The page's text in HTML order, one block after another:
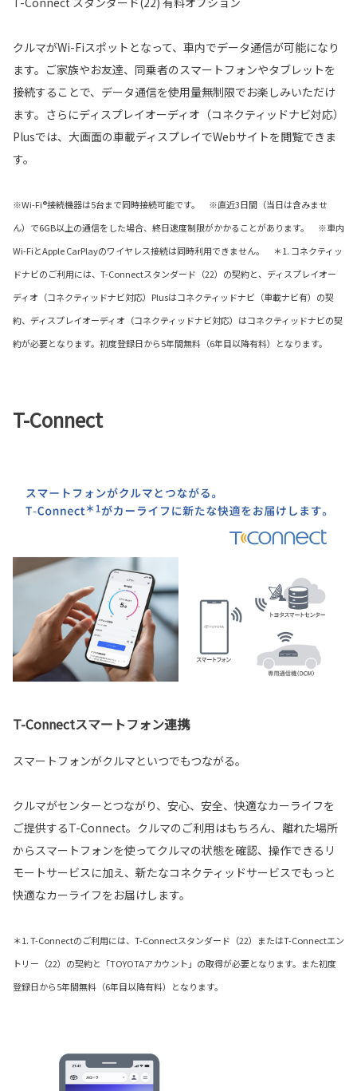
クルマがWi-Fiスポットとなって、車内でデータ通信が可能になり
ます。ご家族やお友達、同乗者のスマートフォンやタブレットを
接続することで、データ通信を使用量無制限でお楽しみいただけ
ます。さらにディスプレイオーディオ（コネクティッドナビ対応）
Plusでは、大画面の車載ディスプレイでWebサイトを閲覧できま
す。
※Wi-Fi®接続機器は5台まで同時接続可能です。 ※直近3日間（当日は含みませ
ん）で6GB以上の通信をした場合、終日速度制限がかかることがあります。 ※車内
Wi-FiとApple CarPlayのワイヤレス接続は同時利用できません。 ＊1. コネクティッ
ドナビのご利用には、T-Connectスタンダード（22）の契約と、ディスプレイオー
ディオ（コネクティッドナビ対応）Plusはコネクティッドナビ（車載ナビ有）の契
約、ディスプレイオーディオ（コネクティッドナビ対応）はコネクティッドナビの契
約が必要となります。初度登録日から5年間無料（6年目以降有料）となります。
T-Connect
T-Connectスマートフォン連携
スマートフォンがクルマといつでもつながる。
クルマがセンターとつながり、安心、安全、快適なカーライフを
ご提供するT-Connect。クルマのご利用はもちろん、離れた場所
からスマートフォンを使ってクルマの状態を確認、操作できるリ
モートサービスに加え、新たなコネクティッドサービスでもっと
快適なカーライフをお届けします。
＊1. T-Connectのご利用には、T-Connectスタンダード（22）またはT-Connectエン
トリー（22）の契約と「TOYOTAアカウント」の取得が必要となります。また初度
登録日から5年間無料（6年目以降有料）となります。